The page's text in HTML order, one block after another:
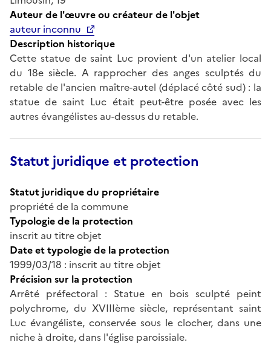
Auteur de l'œuvre ou créateur de l'objet
auteur inconnu
Description historique
Cette statue de saint Luc provient d'un atelier local
du 18e siècle. A rapprocher des anges sculptés du
retable de l'ancien maître-autel (déplacé côté sud) : la
statue de saint Luc était peut-être posée avec les
autres évangélistes au-dessus du retable.
Statut juridique et protection
Statut juridique du propriétaire
propriété de la commune
Typologie de la protection
inscrit au titre objet
Date et typologie de la protection
1999/03/18 : inscrit au titre objet
Précision sur la protection
Arrêté préfectoral : Statue en bois sculpté peint
polychrome, du XVIIIème siècle, représentant saint
Luc évangéliste, conservée sous le clocher, dans une
niche à droite, dans l'église paroissiale.